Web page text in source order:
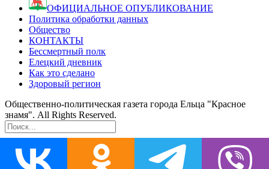
ОФИЦИАЛЬНОЕ ОПУБЛИКОВАНИЕ
Политика обработки данных
Общество
КОНТАКТЫ
Бессмертный полк
Елецкий дневник
Как это сделано
Здоровый регион
Общественно-политическая газета города Ельца "Красное
знамя". All Rights Reserved.